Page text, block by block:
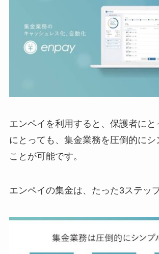
エンペイを利用すると、保護者にと
にとっても、集金業務を圧倒的にシ
ことが可能です。
エンペイの集金は、たった3ステップ